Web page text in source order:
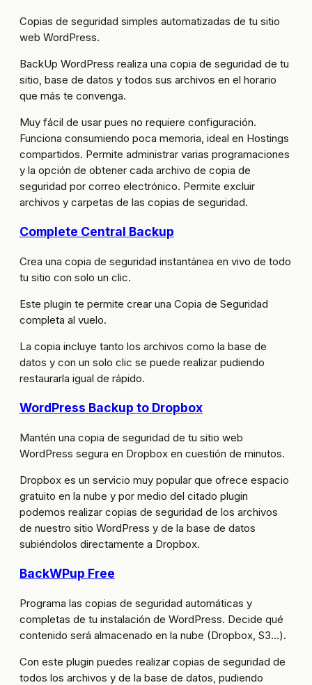
Copias de seguridad simples automatizadas de tu sitio
web WordPress.
BackUp WordPress realiza una copia de seguridad de tu
sitio, base de datos y todos sus archivos en el horario
que más te convenga.
Muy fácil de usar pues no requiere configuración.
Funciona consumiendo poca memoria, ideal en Hostings
compartidos. Permite administrar varias programaciones
y la opción de obtener cada archivo de copia de
seguridad por correo electrónico. Permite excluir
archivos y carpetas de las copias de seguridad.
Complete Central Backup
Crea una copia de seguridad instantánea en vivo de todo
tu sitio con solo un clic.
Este plugin te permite crear una Copia de Seguridad
completa al vuelo.
La copia incluye tanto los archivos como la base de
datos y con un solo clic se puede realizar pudiendo
restaurarla igual de rápido.
WordPress Backup to Dropbox
Mantén una copia de seguridad de tu sitio web
WordPress segura en Dropbox en cuestión de minutos.
Dropbox es un servicio muy popular que ofrece espacio
gratuito en la nube y por medio del citado plugin
podemos realizar copias de seguridad de los archivos
de nuestro sitio WordPress y de la base de datos
subiéndolos directamente a Dropbox.
BackWPup Free
Programa las copias de seguridad automáticas y
completas de tu instalación de WordPress. Decide qué
contenido será almacenado en la nube (Dropbox, S3…).
Con este plugin puedes realizar copias de seguridad de
todos los archivos y de la base de datos, pudiendo